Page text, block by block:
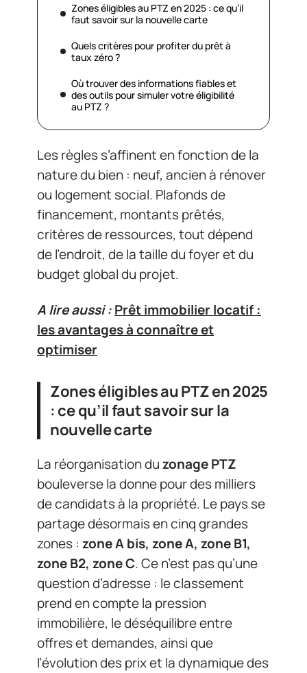
Zones éligibles au PTZ en 2025 : ce qu’il
faut savoir sur la nouvelle carte
Quels critères pour profiter du prêt à
taux zéro ?
Où trouver des informations fiables et
des outils pour simuler votre éligibilité
au PTZ ?
Les règles s’affinent en fonction de la
nature du bien : neuf, ancien à rénover
ou logement social. Plafonds de
financement, montants prêtés,
critères de ressources, tout dépend
de l’endroit, de la taille du foyer et du
budget global du projet.
A lire aussi :Prêt immobilier locatif :
les avantages à connaître et
optimiser
Zones éligibles au PTZ en 2025
: ce qu’il faut savoir sur la
nouvelle carte
La réorganisation duzonage PTZ
bouleverse la donne pour des milliers
de candidats à la propriété. Le pays se
partage désormais en cinq grandes
zones : zone A bis, zone A, zone B1,
zone B2, zone C. Ce n’est pas qu’une
question d’adresse : le classement
prend en compte la pression
immobilière, le déséquilibre entre
offres et demandes, ainsi que
l’évolution des prix et la dynamique des